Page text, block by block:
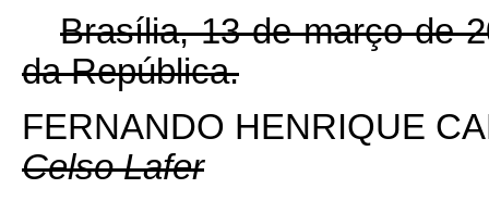
Brasília, 13 de março de
da República.
FERNANDO HENRIQUE
Celso Lafer